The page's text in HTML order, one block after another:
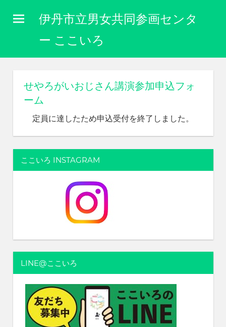
伊丹市立男女共同参画センタ
ー ここいろ
関
わ
な
ら
社
会
を、
次
世
代
に
せやろがいおじさん講演参加申込フォ
ーム
定員に達したため申込受付を終了しました。
ここいろ INSTAGRAM
LINE@ここいろ